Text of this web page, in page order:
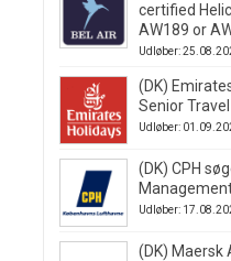
certified
AW189 or
Udløber:
(DK)
Senior
Udløber:
(DK) CPH
Udløber:
(DK) Maersk